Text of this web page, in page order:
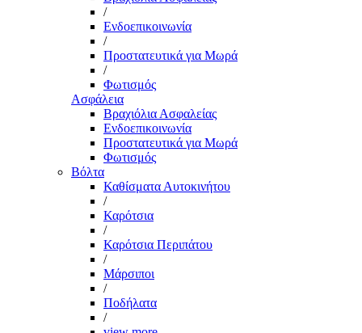
/
Ενδοεπικοινωνία
/
Προστατευτικά για Μωρά
/
Φωτισμός
Ασφάλεια
Βραχιόλια Ασφαλείας
Ενδοεπικοινωνία
Προστατευτικά για Μωρά
Φωτισμός
Βόλτα
Καθίσματα Αυτοκινήτου
/
Καρότσια
/
Καρότσια Περιπάτου
/
Μάρσιποι
/
Ποδήλατα
/